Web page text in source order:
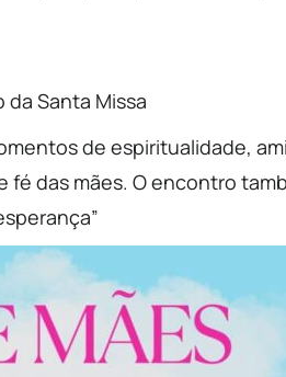
Santa Missa
de espiritualidade,
das mães. O encontro